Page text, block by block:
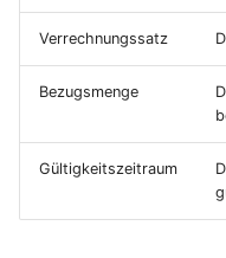
Verrechnungssatz
Bezugsmenge
Gültigkeitszeitraum